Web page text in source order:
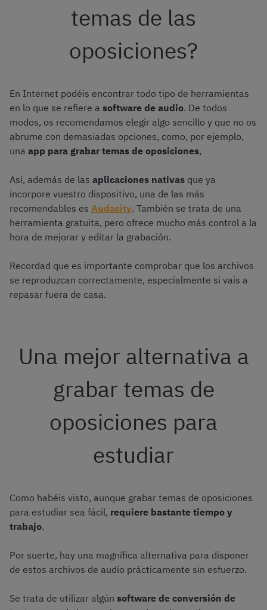
temas de las
oposiciones?
En Internet podéis encontrar todo tipo de herramientas
en lo que se refiere a software de audio. De todos
modos, os recomendamos elegir algo sencillo y que no os
abrume con demasiadas opciones, como, por ejemplo,
una app para grabar temas de oposiciones,
Así, además de las aplicaciones nativas que ya
incorpore vuestro dispositivo, una de las más
recomendables es Audacity. También se trata de una
herramienta gratuita, pero ofrece mucho más control a la
hora de mejorar y editar la grabación.
Recordad que es importante comprobar que los archivos
se reproduzcan correctamente, especialmente si vais a
repasar fuera de casa.
Una mejor alternativa a
grabar temas de
oposiciones para
estudiar
Como habéis visto, aunque grabar temas de oposiciones
para estudiar sea fácil, requiere bastante tiempo y
trabajo.
Por suerte, hay una magnífica alternativa para disponer
de estos archivos de audio prácticamente sin esfuerzo.
Se trata de utilizar algún software de conversión de